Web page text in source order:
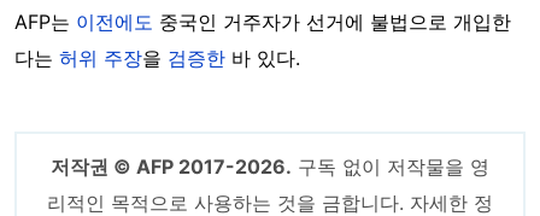
AFP는 이전에도 중국인 거주자가 선거에 불법으로 개입한
다는 허위 주장을 검증한 바 있다.
저작권 © AFP 2017-2026. 구독 없이 저작물을 영
리적인 목적으로 사용하는 것을 금합니다. 자세한 정